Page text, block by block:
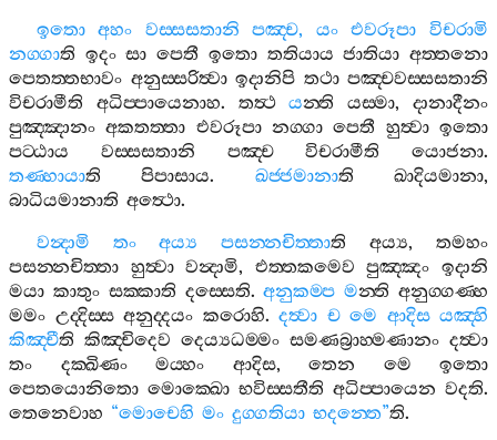
ඉතො
අහං වස‍්සසතානි පඤ‍්ච, යං එවරූපා
විචරාමි
නග‍්ගාති ඉදං සා පෙතී ඉතො තතියාය ජාතියා අත‍්තනො
පෙතත‍්තභාවං අනුස‍්සරිත්‍වා ඉදානිපි තථා පඤ‍්චවස‍්සසතානි
විචරාමීති
අධිප‍්පායෙනාහ. තත්‍ථ යන‍්ති යස‍්මා,දානාදීනං
පුඤ‍්ඤානං අකතත‍්තා එවරූපා නග‍්ගා පෙතී හුත්‍වා ඉතො
පට‍්ඨාය
වස‍්සසතානි පඤ‍්ච විචරාමීති යොජනා.
තණ‍්හායාති පිපාසාය. ඛජ‍්ජමානාති ඛාදියමානා,
බාධියමානාති අත්‍ථො.
වන්‍දාමි
තං අය්‍ය පසන‍්නචිත‍්තාති අය්‍ය, තමහං
පසන‍්නචිත‍්තා හුත්‍වා වන්‍දාමි, එත‍්තකමෙව පුඤ‍්ඤං ඉදානි
මයා කාතුං සක‍්කාති දස‍්සෙති.අනුකම‍්ප මන‍්ති අනුග‍්ගණ‍්හ
මමං උද‍්දිස‍්ස අනුද‍්දයං කරොහි. දත්‍වා ච මෙ ආදිස යඤ‍්හි
කිඤ‍්චීති කිඤ‍්චිදෙව දෙය්‍යධම‍්මං සමණබ්‍රාහ‍්මණානං දත්‍වා
තං
දක‍්ඛිණං මය‍්හං ආදිස, තෙන මෙ
ඉතො
පෙතයොනිතො මොක‍්ඛො භවිස‍්සතීති අධිප‍්පායෙන වදති.
තෙනෙවාහ “මොචෙහි මං දුග‍්ගතියා භදන‍්තෙ”ති.